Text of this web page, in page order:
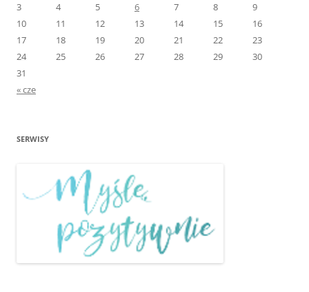
3
4 5 6 7 8
9
10
11 12 13 14 15
16
17
18 19 20 21 22
23
24
25 26 27 28 29
30
31
« cze
SERWISY